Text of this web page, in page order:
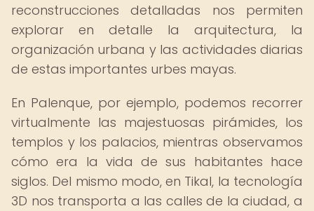
reconstrucciones detalladas nos permiten
explorar en detalle la arquitectura, la
organización urbana y las actividades diarias
de estas importantes urbes mayas.
En Palenque, por ejemplo, podemos recorrer
virtualmente las majestuosas pirámides, los
templos y los palacios, mientras observamos
cómo era la vida de sus habitantes hace
siglos. Del mismo modo, en Tikal, la tecnología
3D nos transporta a las calles de la ciudad, a